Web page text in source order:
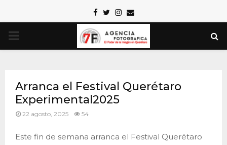
Facebook
TwitterInstagram
Email
PRIMARY
Arranca el Festival Querétaro
Experimental2025
22 agosto, 2025 54
Este fin de semana arranca el Festival Querétaro